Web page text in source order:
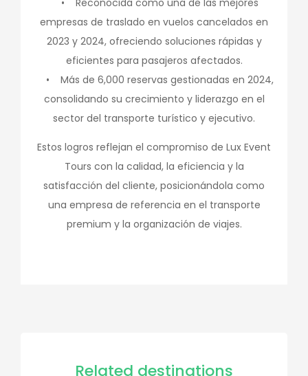
• Reconocida como una de las mejores
empresas de traslado en vuelos cancelados en
2023 y 2024, ofreciendo soluciones rápidas y
eficientes para pasajeros afectados.
• Más de 6,000 reservas gestionadas en 2024,
consolidando su crecimiento y liderazgo en el
sector del transporte turístico y ejecutivo.
Estos logros reflejan el compromiso de Lux Event
Tours con la calidad, la eficiencia y la
satisfacción del cliente, posicionándola como
una empresa de referencia en el transporte
premium y la organización de viajes.
Related destinations